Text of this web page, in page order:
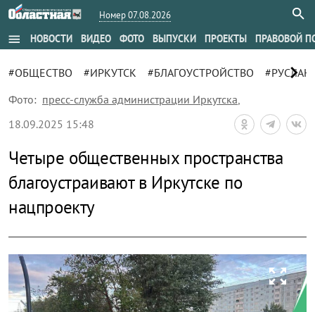
Номер 07.08.2026
menu НОВОСТИ ВИДЕО ФОТО ВЫПУСКИ ПРОЕКТЫ ПРАВОВОЙ
#ОБЩЕСТВО #ИРКУТСК #БЛАГОУСТРОЙСТВО chevron_right
Фото: пресс-служба администрации Иркутска,
18.09.2025 15:48
Четыре общественных пространства
благоустраивают в Иркутске по
нацпроекту
zoom_out_map